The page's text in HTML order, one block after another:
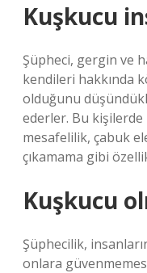
Kuşkucu
Şüpheci, gergin ve
kendileri hakkında
olduğunu
ederler. Bu kişilerde
mesafelilik, çabuk
çıkamama gibi
Kuşkucu
Şüphecilik,
onlara